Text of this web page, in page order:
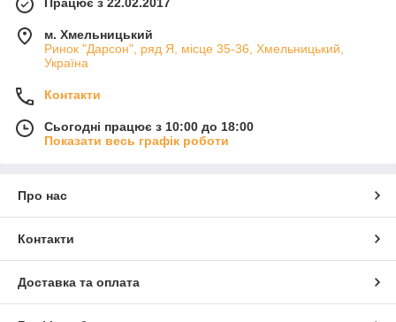
Працює з 22.02.2017
м. Хмельницький
Ринок "Дарсон", ряд Я, місце 35-36, Хмельницький,
Україна
Контакти
Сьогодні працює з 10:00 до 18:00
Показати весь графік роботи
Про нас
Контакти
Доставка та оплата